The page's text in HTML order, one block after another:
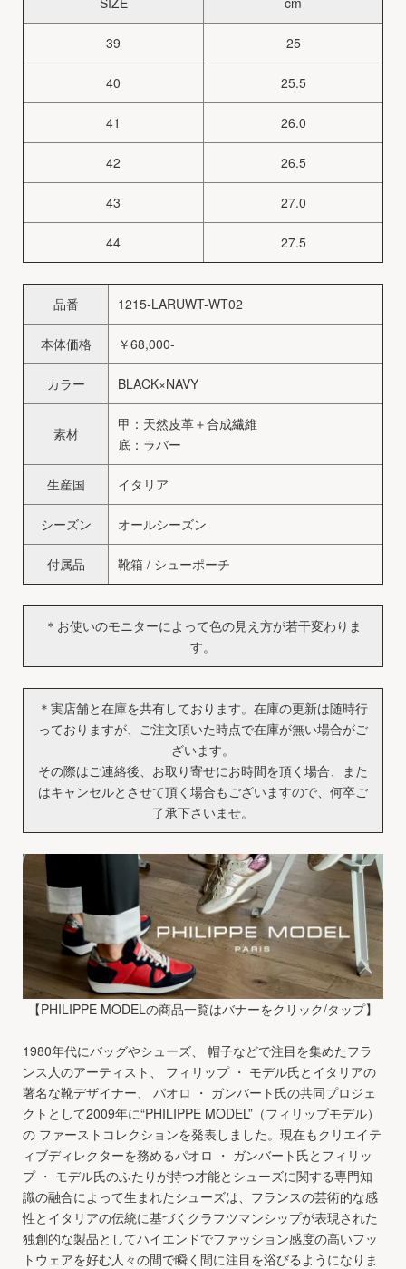
39 25
40 25.5
41 26.0
42 26.5
43 27.0
44 27.5
品番 1215-LARUWT-WT02
本体価格 ￥68,000-
カラー BLACK×NAVY
素材
甲：天然皮革＋合成繊維
底：ラバー
生産国 イタリア
シーズン オールシーズン
付属品 靴箱 / シューポーチ
＊お使いのモニターによって色の見え方が若干変わりま
す。
＊実店舗と在庫を共有しております。在庫の更新は随時行
っておりますが、ご注文頂いた時点で在庫が無い場合がご
ざいます。
その際はご連絡後、お取り寄せにお時間を頂く場合、また
はキャンセルとさせて頂く場合もございますので、何卒ご
了承下さいませ。
【PHILIPPE MODELの商品一覧はバナーをクリック/タップ】
1980年代にバッグやシューズ、 帽子などで注目を集めたフラ
ンス人のアーティスト、 フィリップ ・ モデル氏とイタリアの
著名な靴デザイナー、 パオロ ・ ガンバート氏の共同プロジェ
クトとして2009年に“PHILIPPE MODEL”（フィリップモデル）
の ファーストコレクションを発表しました。現在もクリエイテ
ィブディレクターを務めるパオロ ・ ガンバート氏とフィリッ
プ ・ モデル氏のふたりが持つ才能とシューズに関する専門知
識の融合によって生まれたシューズは、フランスの芸術的な感
性とイタリアの伝統に基づくクラフツマンシップが表現された
独創的な製品としてハイエンドでファッション感度の高いフッ
トウェアを好む人々の間で瞬く間に注目を浴びるようになりま